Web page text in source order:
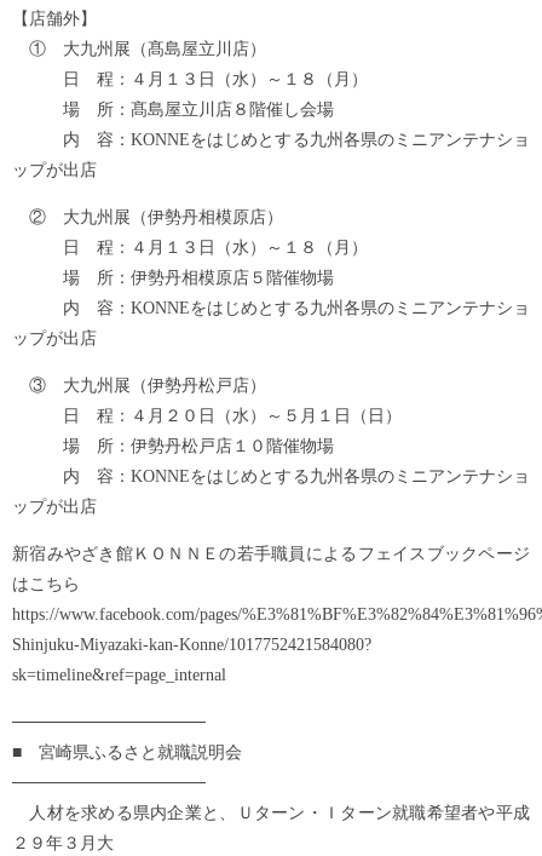
【店舗外】
① 大九州展（髙島屋立川店）
日 程：４月１３日（水）～１８（月）
場 所：髙島屋立川店８階催し会場
内 容：KONNEをはじめとする九州各県のミニアンテナショ
ップが出店
② 大九州展（伊勢丹相模原店）
日 程：４月１３日（水）～１８（月）
場 所：伊勢丹相模原店５階催物場
内 容：KONNEをはじめとする九州各県のミニアンテナショ
ップが出店
③ 大九州展（伊勢丹松戸店）
日 程：４月２０日（水）～５月１日（日）
場 所：伊勢丹松戸店１０階催物場
内 容：KONNEをはじめとする九州各県のミニアンテナショ
ップが出店
新宿みやざき館ＫＯＮＮＥの若手職員によるフェイスブックページ
はこちら
https://www.facebook.com/pages/
Shinjuku-Miyazaki-kan-Konne/1017752421584080?
sk=timeline&ref=page_internal
────────────────
■ 宮崎県ふるさと就職説明会
────────────────
人材を求める県内企業と、Ｕターン・Ｉターン就職希望者や平成
２９年３月大